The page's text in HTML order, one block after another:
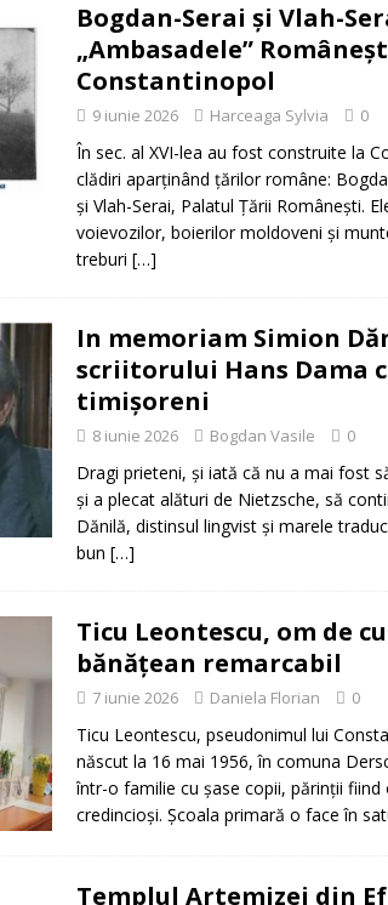
Bogdan-Serai și Vlah-
„Ambasadele”
Constantinopol
9 iunie 2026 Harceaga Sylvia 0
În sec. al XVI-lea au fost construite la
clădiri aparținând țărilor române:
și Vlah-Serai, Palatul Țării Românești.
voievozilor, boierilor moldoveni și
treburi […]
In memoriam Simion
scriitorului Hans Dama
timișoreni
8 iunie 2026 Bogdan Vasile 0
Dragi prieteni, și iată că nu a mai fost
și a plecat alături de Nietzsche, să
Dănilă, distinsul lingvist și marele
bun […]
Ticu Leontescu, om de
bănățean remarcabil
7 iunie 2026 Daniela Florian 0
Ticu Leontescu, pseudonimul lui
născut la 16 mai 1956, în comuna
într-o familie cu șase copii, părinții fiind
credincioși. Școala primară o face în
Templul Artemizei din